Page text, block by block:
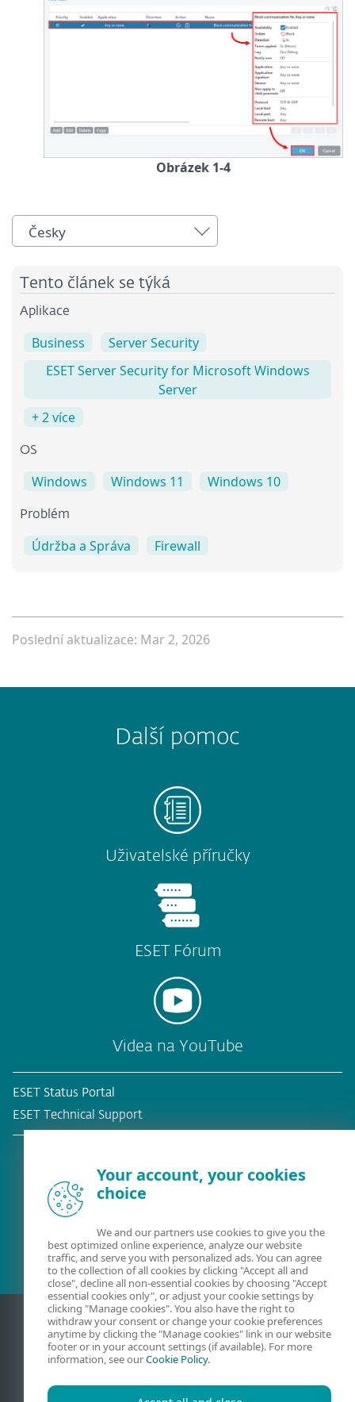
Obrázek 1-4
Česky
Tento článek se týká
Aplikace
Business
Server Security
ESET Server Security for Microsoft Windows
Server
+ 2 více
OS
Windows Windows 11 Windows 10
Problém
Údržba a Správa Firewall
Poslední aktualizace: Mar 2, 2026
Další pomoc
Uživatelské příručky
ESET Fórum
Videa na YouTube
ESET Status Portal
ESET Technical Support
Your account, your cookies
choice
We and our partners use cookies to give you the
best optimized online experience, analyze our website
traffic, and serve you with personalized ads. You can agree
to the collection of all cookies by clicking "Accept all and
close", decline all non-essential cookies by choosing "Accept
essential cookies only", or adjust your cookie settings by
clicking "Manage cookies". You also have the right to
withdraw your consent or change your cookie preferences
anytime by clicking the "Manage cookies" link in our website
footer or in your account settings (if available). For more
information, see ourCookie Policy.